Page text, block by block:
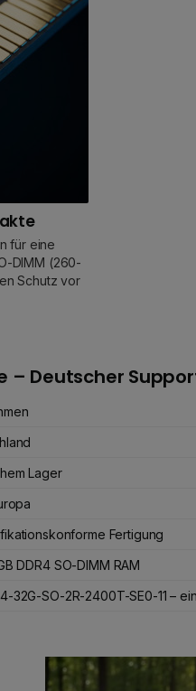
für eine
DIMM (260-
Schutz vor
– Deutscher
Lager
Fertigung
DDR4 SO-DIMM RAM
32G-SO-2R-2400T-SE0-11 –